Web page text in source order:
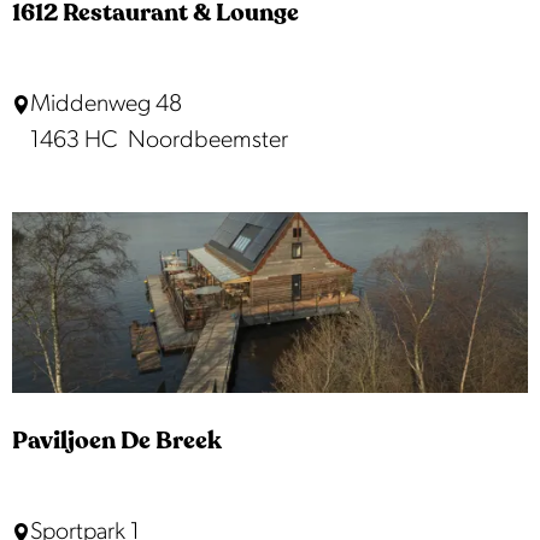
e
a
b
e
e
1612 Restaurant & Lounge
1
2
R
e
s
a
u
Middenweg 48
1463 HC Noordbeemster
Paviljoen De Breek
P Sportpark 1